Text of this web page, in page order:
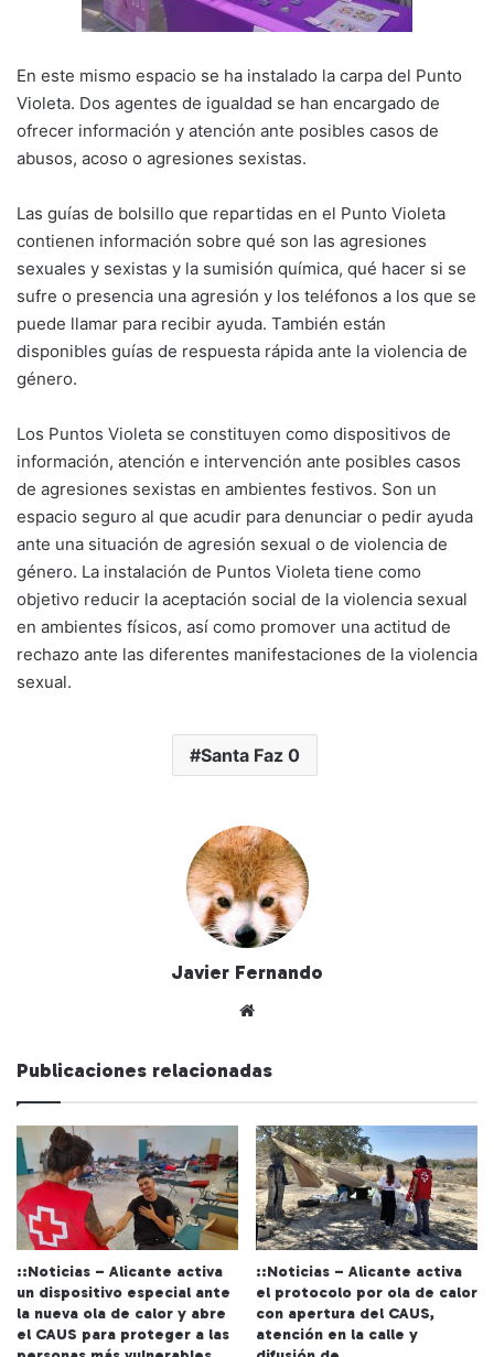
En este mismo espacio se ha instalado la carpa del Punto
Violeta. Dos agentes de igualdad se han encargado de
ofrecer información y atención ante posibles casos de
abusos, acoso o agresiones sexistas.
Las guías de bolsillo que repartidas en el Punto Violeta
contienen información sobre qué son las agresiones
sexuales y sexistas y la sumisión química, qué hacer si se
sufre o presencia una agresión y los teléfonos a los que se
puede llamar para recibir ayuda. También están
disponibles guías de respuesta rápida ante la violencia de
género.
Los Puntos Violeta se constituyen como dispositivos de
información, atención e intervención ante posibles casos
de agresiones sexistas en ambientes festivos. Son un
espacio seguro al que acudir para denunciar o pedir ayuda
ante una situación de agresión sexual o de violencia de
género. La instalación de Puntos Violeta tiene como
objetivo reducir la aceptación social de la violencia sexual
en ambientes físicos, así como promover una actitud de
rechazo ante las diferentes manifestaciones de la violencia
sexual.
Santa Faz 0
Javier Fernando
we
Publicaciones relacionadas
::Noticias – Alicante activa
un dispositivo especial ante
la nueva ola de calor y abre
el CAUS para proteger a las
::Noticias – Alicante activa
el protocolo por ola de calor
con apertura del CAUS,
atención en la calle y